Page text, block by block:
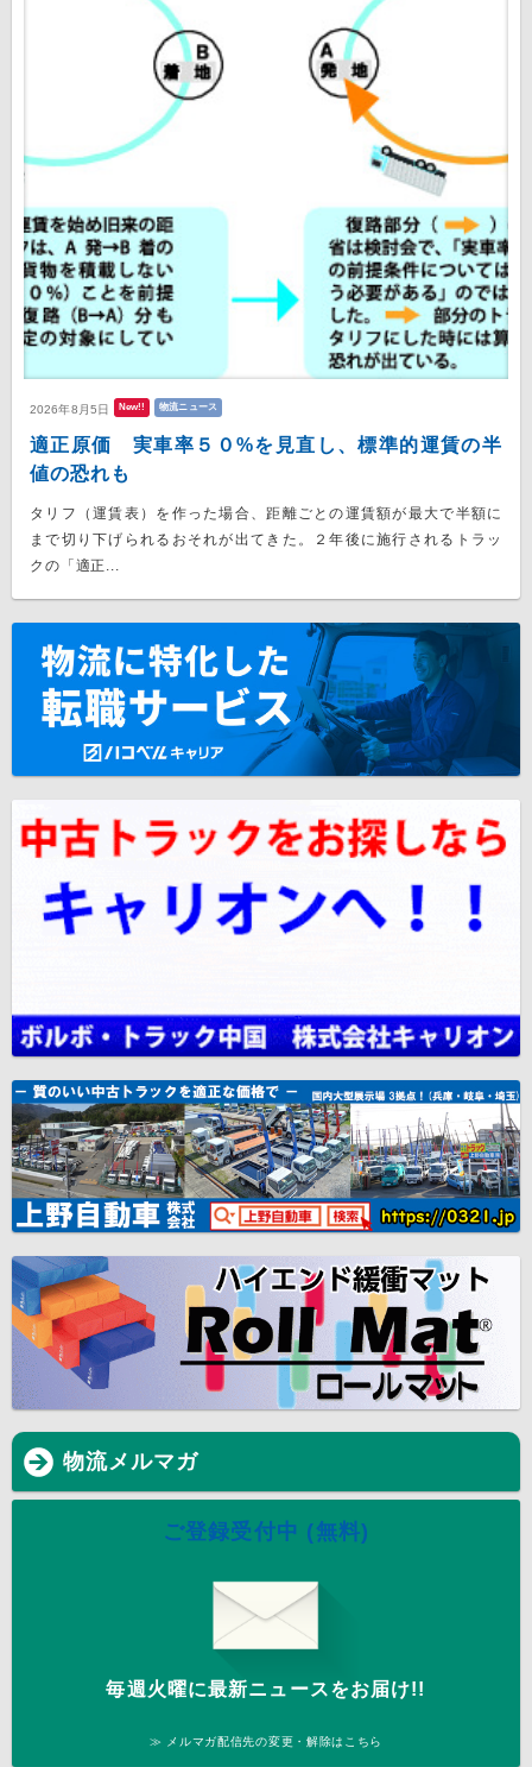
2026年8月5日 New!! 物流ニュース
適正原価 実車率５０%を見直し、標準的運賃の半
値の恐れも
タリフ（運賃表）を作った場合、距離ごとの運賃額が最大で半額に
まで切り下げられるおそれが出てきた。２年後に施行されるトラッ
クの「適正...
物流メルマガ
ご登録受付中 (無料)
毎週火曜に最新ニュースをお届け!!
≫ メルマガ配信先の変更・解除はこちら